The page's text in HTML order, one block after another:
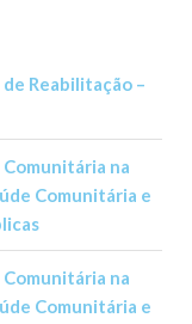
Reabilitação –
na
Comunitária e
na
Comunitária e